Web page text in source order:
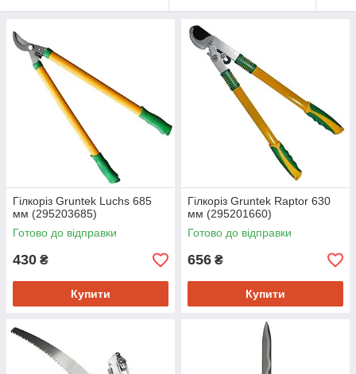
Гілкоріз Gruntek Luchs 685
мм (295203685)
Готово до відправки
430 ₴
Купити
Гілкоріз Gruntek Raptor 630
мм (295201660)
Готово до відправки
656 ₴
Купити